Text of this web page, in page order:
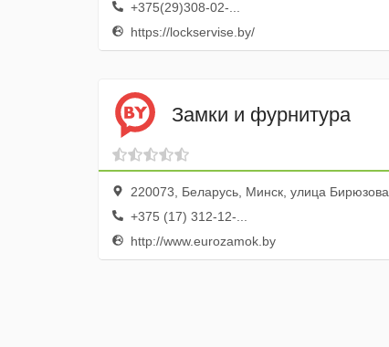
+375(29)308-02-...
https://lockservise.by/
Замки и фурнитура
220073, Беларусь, Минск, улица Бирюзова, 12А, оф. 26
+375 (17) 312-12-...
http://www.eurozamok.by